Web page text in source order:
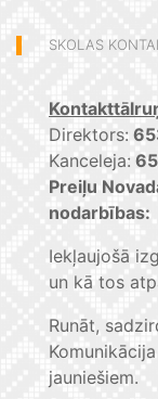
SKOLAS
Direktors:
Kanceleja:
Preiļu
nodarbības:
Iekļaujošā
un kā tos
Runāt,
jauniešiem.